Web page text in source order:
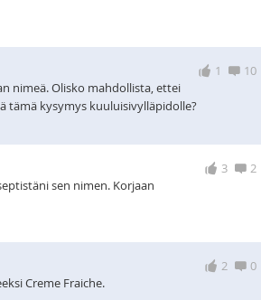
1 10
nimeä. Olisko mahdollista, ettei
tämä kysymys kuuluisivylläpidolle?
3 2
sen nimen. Korjaan
2 0
Creme Fraiche.